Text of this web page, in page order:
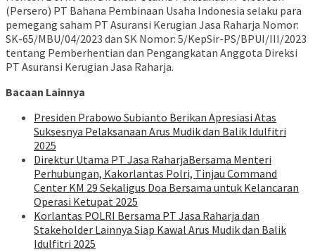
(Persero) PT Bahana Pembinaan Usaha Indonesia selaku para
pemegang saham PT Asuransi Kerugian Jasa Raharja Nomor:
SK-65/MBU/04/2023 dan SK Nomor: 5/KepSir-PS/BPUI/III/2023
tentang Pemberhentian dan Pengangkatan Anggota Direksi
PT Asuransi Kerugian Jasa Raharja.
Bacaan Lainnya
Presiden Prabowo Subianto Berikan Apresiasi Atas
Suksesnya Pelaksanaan Arus Mudik dan Balik Idulfitri
2025
Direktur Utama PT Jasa RaharjaBersama Menteri
Perhubungan, Kakorlantas Polri, Tinjau Command
Center KM 29 Sekaligus Doa Bersama untuk Kelancaran
Operasi Ketupat 2025
Korlantas POLRI Bersama PT Jasa Raharja dan
Stakeholder Lainnya Siap Kawal Arus Mudik dan Balik
Idulfitri 2025